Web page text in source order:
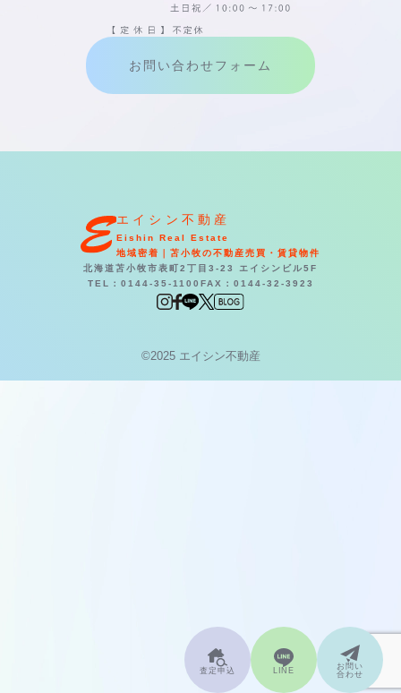
査定申込 LINE
お問い
合わせ
お問い合わせフォーム
エイシン不動産
Eishin Real Estate
地域密着｜苫小牧の不動産売買・賃貸物件
北海道苫小牧市表町2丁目3-23 エイシンビル5F
TEL：0144-35-1100 FAX：0144-32-3923
©2025 エイシン不動産